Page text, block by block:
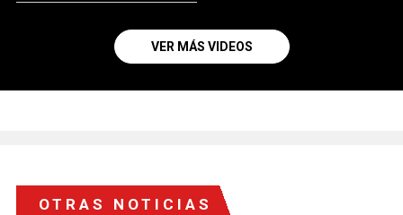
VER MÁS VIDEOS
OTRAS NOTICIAS